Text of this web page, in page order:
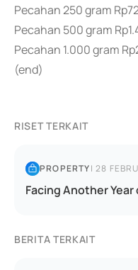
Pecahan 250 gram
Pecahan 500 gram
Pecahan 1.000 gram
(end)
RISET TERKAIT
PROPERTY|28
Facing Another
BERITA TERKAIT